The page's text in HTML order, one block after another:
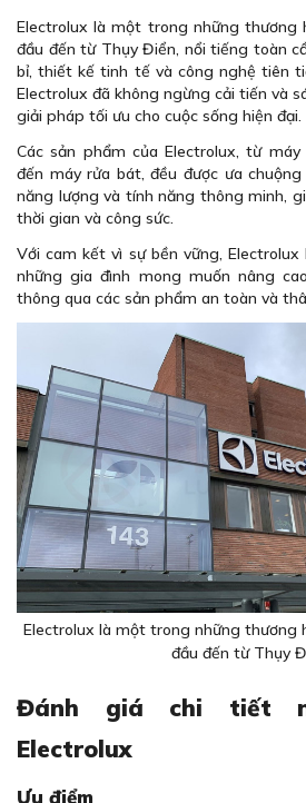
Electrolux là một trong những thương
đầu đến từ Thụy Điển, nổi tiếng toàn
bỉ, thiết kế tinh tế và công nghệ tiên
Electrolux đã không ngừng cải tiến và
giải pháp tối ưu cho cuộc sống hiện đại.
Các sản phẩm của Electrolux, từ
đến máy rửa bát, đều được ưa
năng lượng và tính năng thông minh,
thời gian và công sức.
Với cam kết vì sự bền vững,
những gia đình mong muốn nâng
thông qua các sản phẩm an toàn và
Electrolux là một trong những thương
đầu đến từ Thụy
Đánh giá chi tiết
Electrolux
Ưu điểm